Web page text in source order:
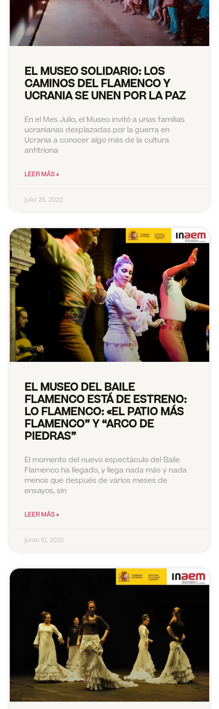
EL MUSEO SOLIDARIO: LOS
CAMINOS DEL FLAMENCO Y
UCRANIA SE UNEN POR LA PAZ
En el Mes Julio, el Museo invitó a unas familias
ucranianas desplazadas por la guerra en
Ucrania a conocer algo más de la cultura
anfitriona
LEER MÁS »
julio 28, 2022
EL MUSEO DEL BAILE
FLAMENCO ESTÁ DE ESTRENO:
LO FLAMENCO: «EL PATIO MÁS
FLAMENCO” Y “ARCO DE
PIEDRAS”
El momento del nuevo espectáculo del Baile
Flamenco ha llegado, y llega nada más y nada
menos que después de varios meses de
ensayos, sin
LEER MÁS »
junio 10, 2022